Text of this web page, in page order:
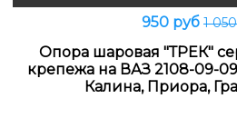
950 руб 1
Опора шаровая "ТРЕК"
крепежа на ВАЗ 2108-09-
Калина, Приора,